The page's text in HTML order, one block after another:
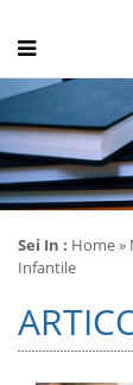
Sei In : Home»
Infantile